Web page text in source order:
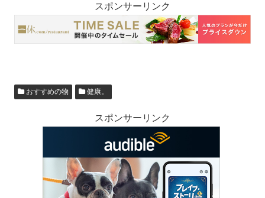
スポンサーリンク
おすすめの物 健康。
スポンサーリンク